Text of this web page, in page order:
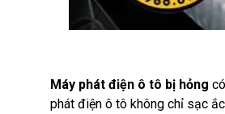
Máy phát điện ô tô bị hỏng
phát điện ô tô không chỉ sạc